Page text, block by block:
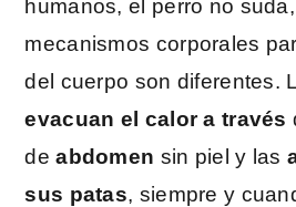
humanos, el perro no
mecanismos corporales
del cuerpo son diferentes.
evacuan el calor a través
deabdomen sin piel y las
sus patas, siempre y